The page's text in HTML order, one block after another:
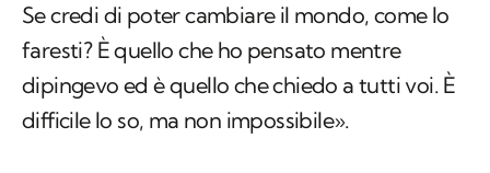
Se credi di poter cambiare il mondo, come lo
faresti? È quello che ho pensato mentre
dipingevo ed è quello che chiedo a tutti voi. È
difficile lo so, ma non impossibile».